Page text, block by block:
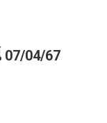
07/04/67